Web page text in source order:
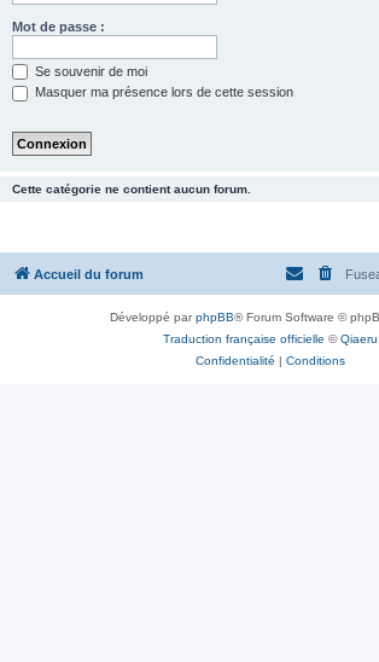
Mot de passe :
Se souvenir de moi
Masquer ma présence lors de cette session
Cette catégorie ne contient aucun forum.
Accueil du forum
Développé parphpBB® Forum Software ©
Traduction française officielle ©Qiaeru
Confidentialité | Conditions